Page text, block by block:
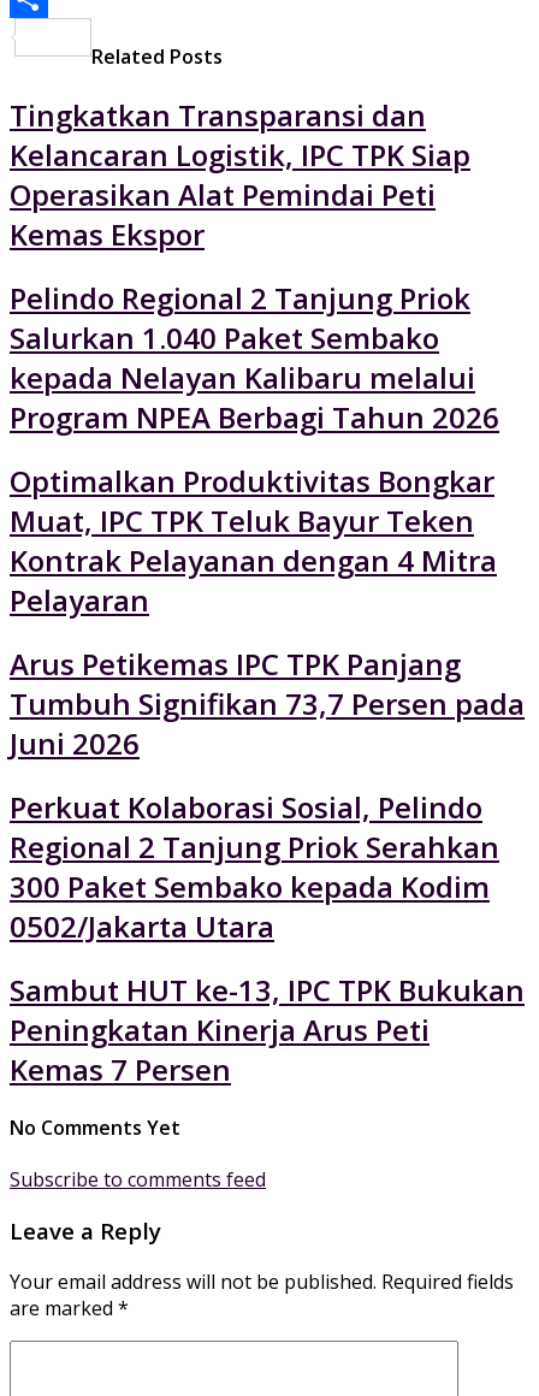
Related Posts
Tingkatkan Transparansi dan
Kelancaran Logistik, IPC TPK Siap
Operasikan Alat Pemindai Peti
Kemas Ekspor
Pelindo Regional 2 Tanjung Priok
Salurkan 1.040 Paket Sembako
kepada Nelayan Kalibaru melalui
Program NPEA Berbagi Tahun 2026
Optimalkan Produktivitas Bongkar
Muat, IPC TPK Teluk Bayur Teken
Kontrak Pelayanan dengan 4 Mitra
Pelayaran
Arus Petikemas IPC TPK Panjang
Tumbuh Signifikan 73,7 Persen pada
Juni 2026
Perkuat Kolaborasi Sosial, Pelindo
Regional 2 Tanjung Priok Serahkan
300 Paket Sembako kepada Kodim
0502/Jakarta Utara
Sambut HUT ke-13, IPC TPK Bukukan
Peningkatan Kinerja Arus Peti
Kemas 7 Persen
No Comments Yet
Subscribe to comments feed
Leave a Reply
Your email address will not be published. Required fields
are marked *